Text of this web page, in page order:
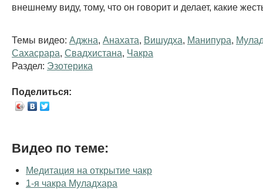
внешнему виду, тому, что он говорит и делает, какие
Темы видео: Аджна Анахата Вишудха Манипура
Сахасрара Свадхистана Чакра
Раздел: Эзотерика
Поделиться:
Видео по теме:
Медитация на открытие чакр
1-я чакра Муладхара